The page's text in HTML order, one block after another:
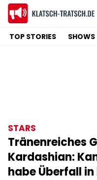
TOP STORIES SHOWS
STARS
Tränenreiches
Kardashian:
habe Überfall in